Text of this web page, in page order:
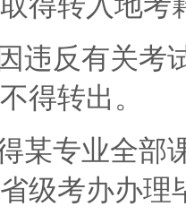
违反有关考
得转出。
某专业全部
级考办办